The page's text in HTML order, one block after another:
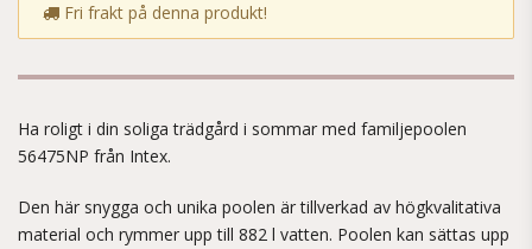
Fri frakt på denna produkt!
Ha roligt i din soliga trädgård i sommar med familjepoolen
56475NP från Intex.
Den här snygga och unika poolen är tillverkad av högkvalitativa
material och rymmer upp till 882 l vatten. Poolen kan sättas upp